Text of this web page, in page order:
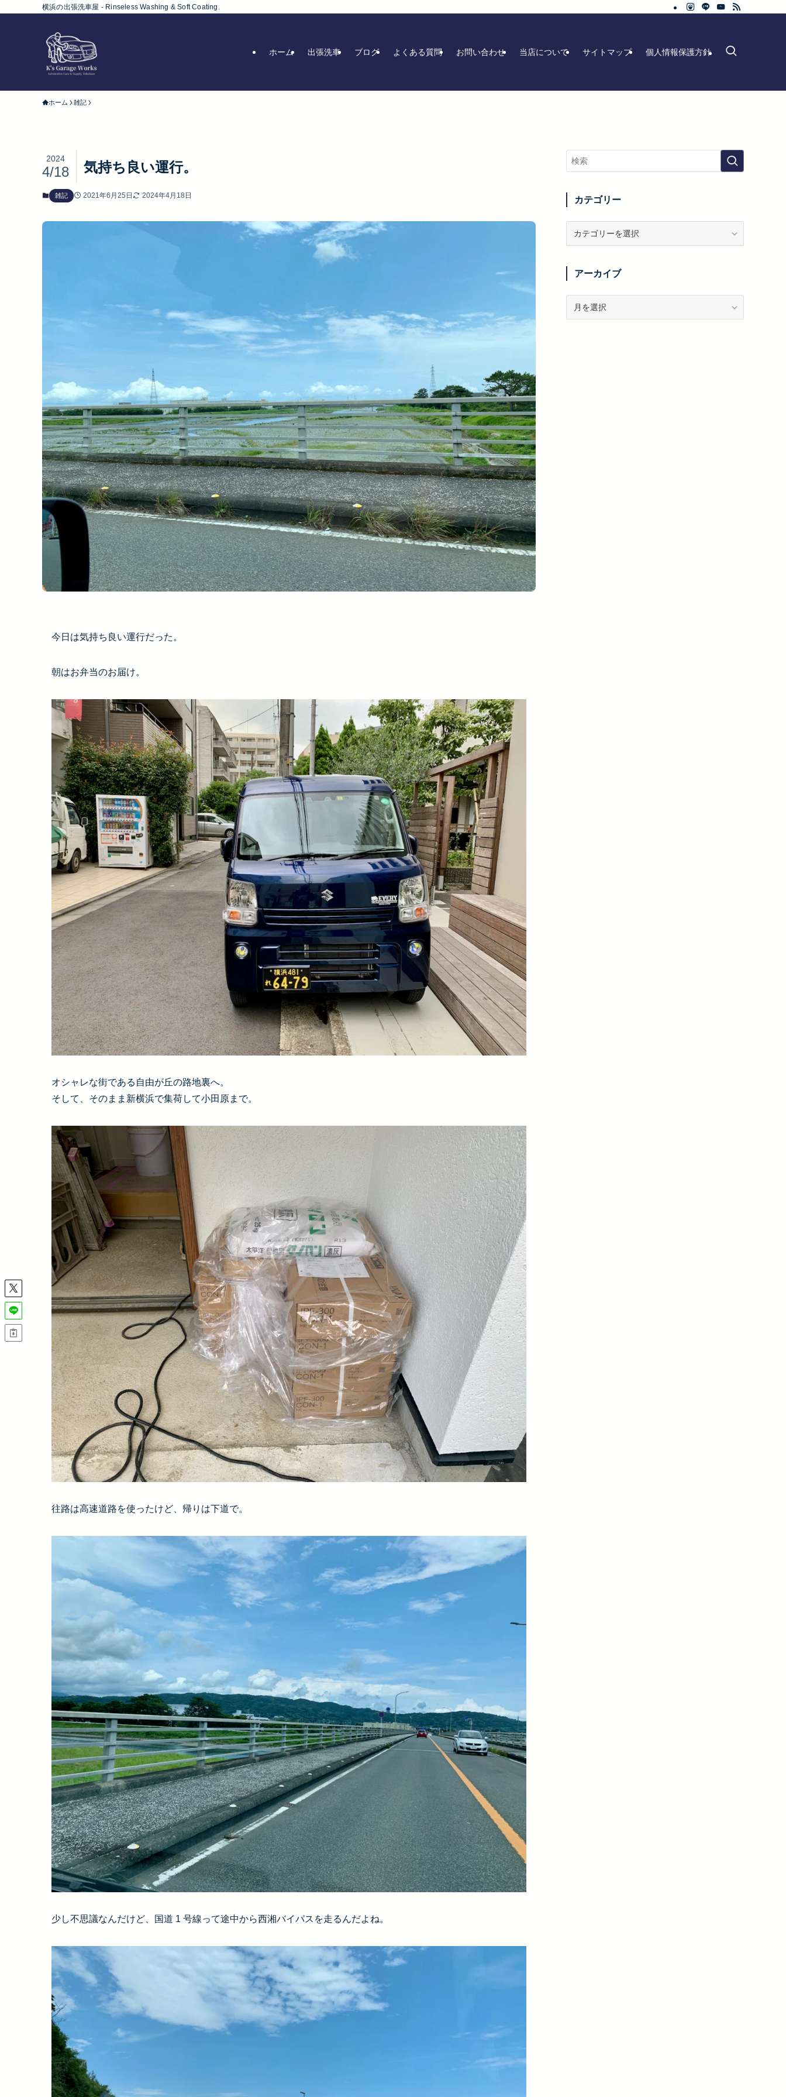
横浜の出張洗車屋 - Rinseless Washing & Soft Coating.
ホーム 出張洗車 ブログ よくある質問 お問い合わせ 当店について サイトマップ 個人情報保護方針
ホーム 雑記
気持ち良い運行。
2024
4/18
雑記 2021年6月25日 2024年4月18日
今日は気持ち良い運行だった。
朝はお弁当のお届け。
オシャレな街である自由が丘の路地裏へ。
そして、そのまま新横浜で集荷して小田原まで。
往路は高速道路を使ったけど、帰りは下道で。
少し不思議なんだけど、国道 1 号線って途中から西湘バイパスを走るんだよね。
カテゴリー
リ
アーカイブ